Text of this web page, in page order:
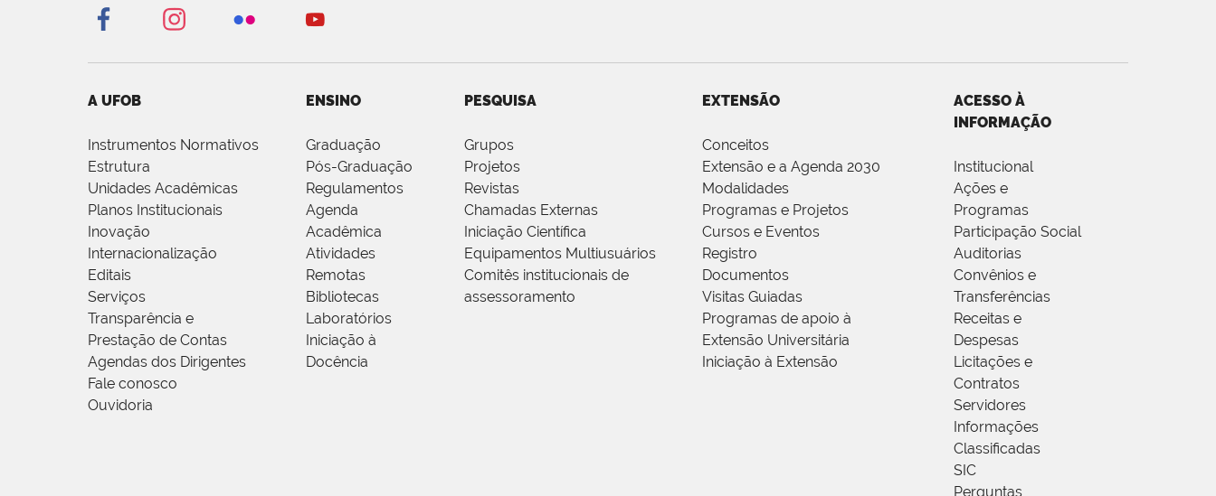
A UFOB
Instrumentos Normativos
Estrutura
Unidades Acadêmicas
Planos Institucionais
Inovação
Internacionalização
Editais
Serviços
Transparência e
Prestação de Contas
Agendas dos Dirigentes
Fale conosco
Ouvidoria
ENSINO
Graduação
Pós-Graduação
Regulamentos
Agenda
Acadêmica
Atividades
Remotas
Bibliotecas
Laboratórios
Iniciação à
Docência
PESQUISA
Grupos
Projetos
Revistas
Chamadas Externas
Iniciação Científica
Equipamentos Multiusuários
Comitês institucionais de
assessoramento
EXTENSÃO
Conceitos
Extensão e a Agenda 2030
Modalidades
Programas e Projetos
Cursos e Eventos
Registro
Documentos
Visitas Guiadas
Programas de apoio à
Extensão Universitária
Iniciação à Extensão
ACESSO À
INFORMAÇÃO
Institucional
Ações e
Programas
Participação Social
Auditorias
Convênios e
Transferências
Receitas e
Despesas
Licitações e
Contratos
Servidores
Informações
Classificadas
SIC
Perguntas